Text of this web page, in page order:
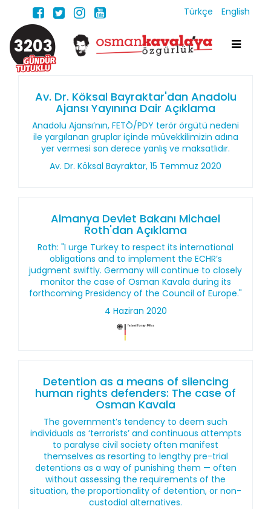
Türkçe English
3203
Av. Dr. Köksal Bayraktar'dan Anadolu
Ajansı Yayınına Dair Açıklama
Anadolu Ajansı’nın, FETÖ/PDY terör örgütü nedeni
ile yargılanan gruplar içinde müvekkilimizin adına
yer vermesi son derece yanlış ve maksatlıdır.
Av. Dr. Köksal Bayraktar, 15 Temmuz 2020
Almanya Devlet Bakanı Michael
Roth'dan Açıklama
Roth: "I urge Turkey to respect its international
obligations and to implement the ECHR’s
judgment swiftly. Germany will continue to closely
monitor the case of Osman Kavala during its
forthcoming Presidency of the Council of Europe."
4 Haziran 2020
Detention as a means of silencing
human rights defenders: The case of
Osman Kavala
The government’s tendency to deem such
individuals as ‘terrorists’ and continuous attempts
to paralyse civil society often manifest
themselves as resorting to lengthy pre-trial
detentions as a way of punishing them — often
without assessing the requirements of the
situation, the proportionality of detention, or non-
custodial alternatives.